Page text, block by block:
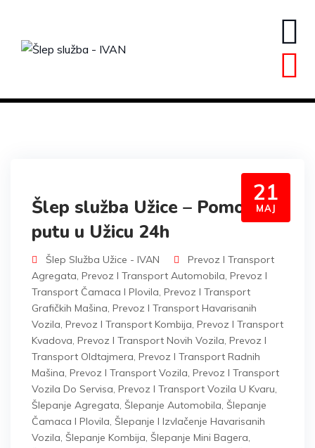
content
21
MAJ
Šlep služba Užice – Pomoć na
putu u Užicu 24h
Šlep Služba Užice - IVAN
Prevoz I Transport
Agregata, Prevoz I Transport Automobila, Prevoz I
Transport Čamaca I Plovila, Prevoz I Transport
Grafičkih Mašina, Prevoz I Transport Havarisanih
Vozila, Prevoz I Transport Kombija, Prevoz I Transport
Kvadova, Prevoz I Transport Novih Vozila, Prevoz I
Transport Oldtajmera, Prevoz I Transport Radnih
Mašina, Prevoz I Transport Vozila, Prevoz I Transport
Vozila Do Servisa, Prevoz I Transport Vozila U Kvaru,
Šlepanje Agregata, Šlepanje Automobila, Šlepanje
Čamaca I Plovila, Šlepanje I Izvlačenje Havarisanih
Vozila, Šlepanje Kombija, Šlepanje Mini Bagera,